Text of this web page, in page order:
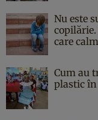
Nu este
care
Cum au
plastic